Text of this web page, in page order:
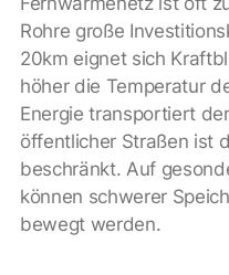
Rohre große
20km eignet sich
höher die Temperatur
Energie transportiert
öffentlicher Straßen ist
beschränkt. Auf
können schwerer
bewegt werden.